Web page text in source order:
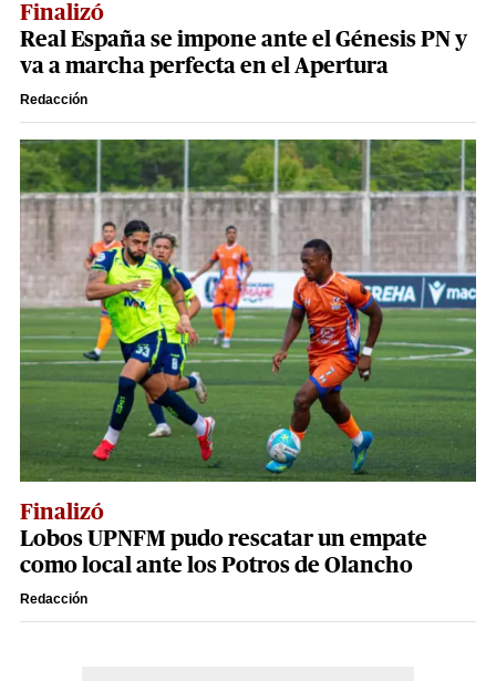
Finalizó
Real España se impone ante el Génesis PN y
va a marcha perfecta en el Apertura
Redacción
Finalizó
Lobos UPNFM pudo rescatar un empate
como local ante los Potros de Olancho
Redacción